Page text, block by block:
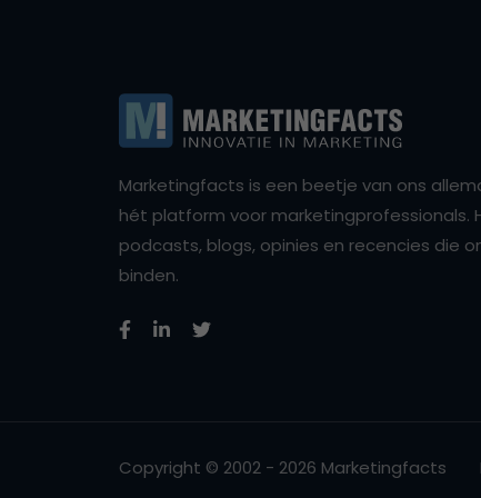
Marketingfacts is een beetje van ons
hét platform voor marketingprofessionals.
podcasts, blogs, opinies en recencies die
binden.
Copyright © 2002 - 2026 Marketingfacts